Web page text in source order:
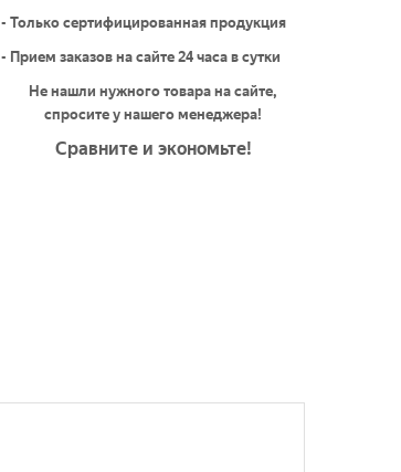
- Только сертифицированная продукция
- Прием заказов на сайте 24 часа в сутки
Не нашли нужного товара на сайте,
спросите у нашего менеджера!
Сравните и экономьте!